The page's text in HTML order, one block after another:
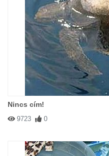
Nincs cím!
9723 0